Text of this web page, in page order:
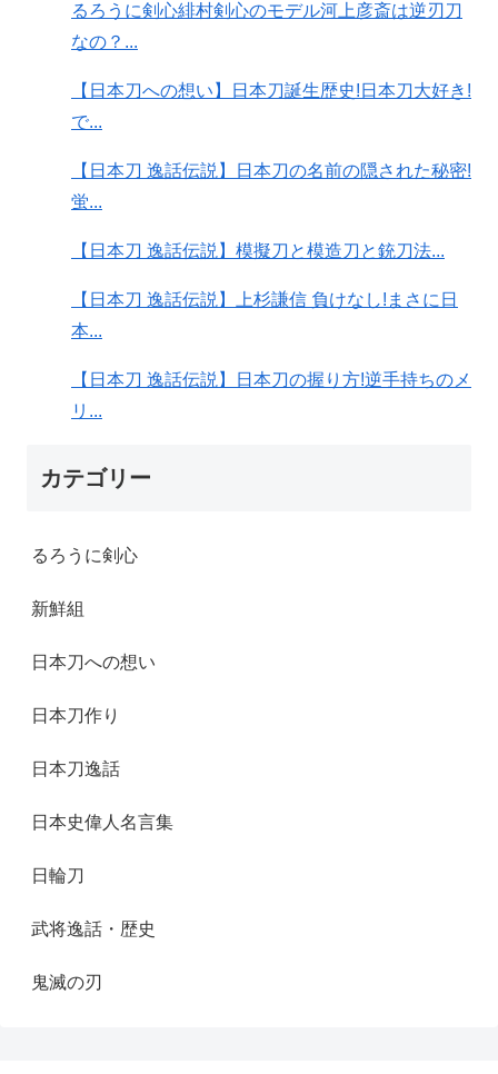
るろうに剣心緋村剣心のモデル河上彦斎は逆刃刀
なの？...
【日本刀への想い】日本刀誕生歴史!日本刀大好き!
で...
【日本刀 逸話伝説】日本刀の名前の隠された秘密!
蛍...
【日本刀 逸話伝説】模擬刀と模造刀と銃刀法...
【日本刀 逸話伝説】上杉謙信 負けなし!まさに日
本...
【日本刀 逸話伝説】日本刀の握り方!逆手持ちのメ
リ...
カテゴリー
るろうに剣心
新鮮組
日本刀への想い
日本刀作り
日本刀逸話
日本史偉人名言集
日輪刀
武将逸話・歴史
鬼滅の刃